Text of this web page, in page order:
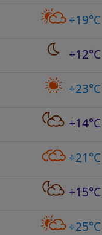
+19°C
+12°C
+23°C
+14°C
+21°C
+15°C
+25°C